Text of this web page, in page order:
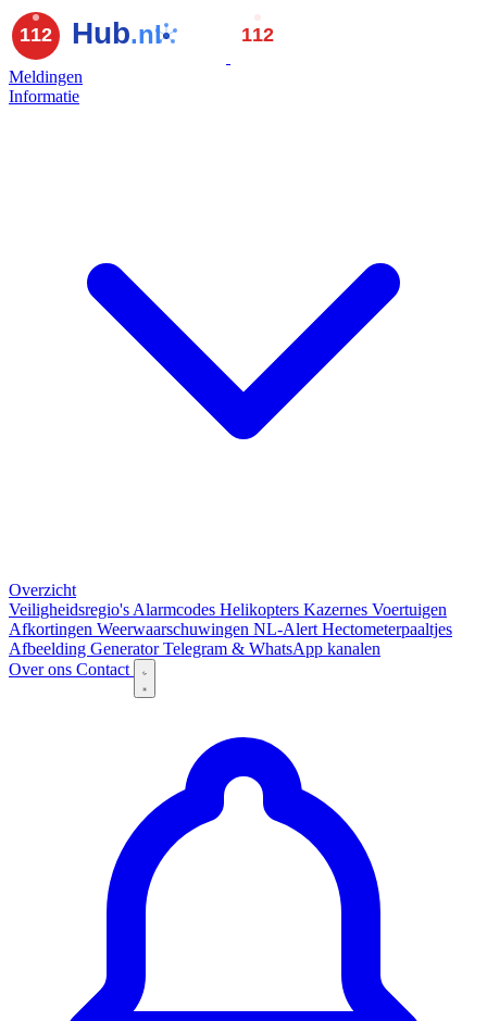
Meldingen
Informatie
Overzicht
Veiligheidsregio's Alarmcodes Helikopters Kazernes Voertuigen
Afkortingen Weerwaarschuwingen NL-Alert Hectometerpaaltjes
Afbeelding GeneratorTelegram & WhatsApp kanalen
Over ons Contact